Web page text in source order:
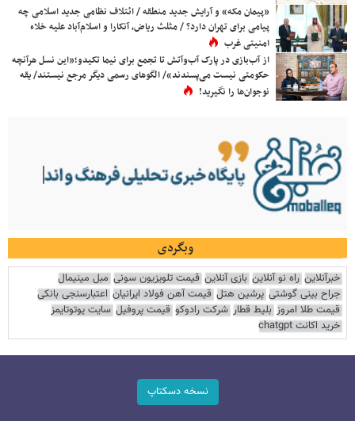
«پیمان مکه» و آرایش جدید منطقه / ائتلاف نظامی جدید اسلامی چه
پیامی برای تهران دارد؟ / مثلث ریاض، آنکارا و اسلام‌آباد علیه خلاء
امنیتی غرب
از آب‌بازی در پارک آب‌وآتش تا تجمع برای نیما تکیدو؛«این نسل هرآنچه
حکومتی نیست می‌پسندند»/ الگوهای رسمی دیگر مرجع نیستند/ یقه
نوجوان‌ها را نگیرید!
وبگردی
خبرآنلاین راه نو آنلاین بازی آنلاین قیمت تلویزیون سونی مبل مینیمال
جراح بینی گوشتی پرشین هتل قیمت آهن فولاد ایرانیان اعتبارسنجی بانکی
قیمت طلا امروز بلیط قطار شرکت رادوکو قیمت پروفیل سایت یوتوتایمز
خرید اکانت chatgpt
نسخه دسکتاپ